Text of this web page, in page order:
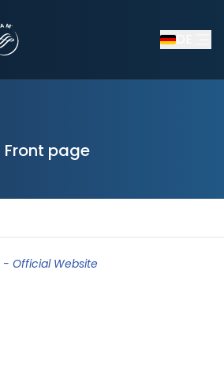
Front page
- Official Website